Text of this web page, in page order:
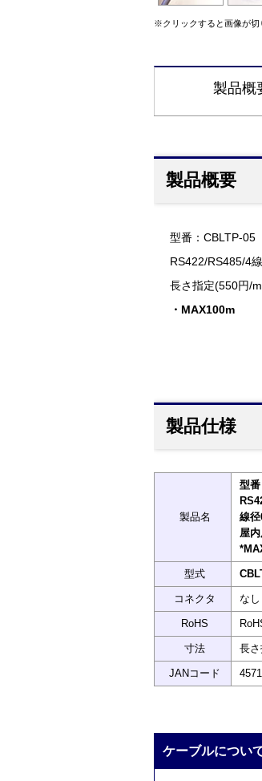
※クリックすると画像が切
製品概
製品概要
型番：CBLTP-05
RS422/RS485/4
長さ指定(550円/
・MAX100m
製品仕様
製品名
型
線
屋
型式
コネクタ なし
RoHS
寸法 長
JANコード
ケーブルについ